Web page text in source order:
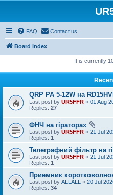
FAQ Contact us
Board index
It is currently
QRP PA 5-12W на
Last post by UR5FFR « 01 Aug
Replies: 27
ФНЧ на гіраторах
Last post by UR5FFR « 21 Jul
Replies: 1
Телеграфний фільтр на
Last post by UR5FFR « 21 Jul
Replies: 1
Приемник
Last post by ALLALL « 20 Jul
Replies: 34